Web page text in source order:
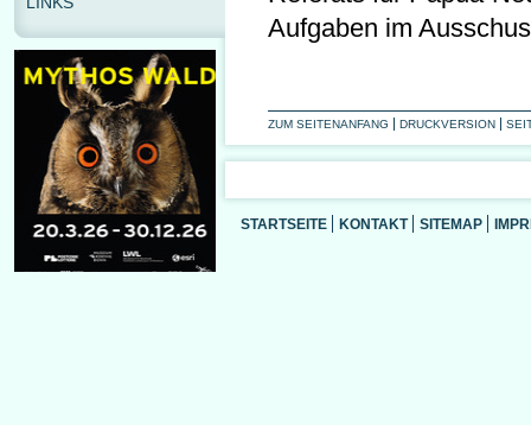
Aufgaben im
ZUM SEITENANFANG DRUCKVERSION
STARTSEITE KONTAKT SITEMAP